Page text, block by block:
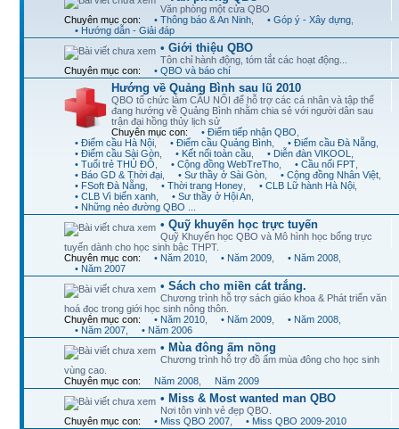
Văn phòng một cửa QBO
Chuyên mục con:
• Thông báo & An Ninh • Góp ý - Xây dựng
• Hướng dẫn - Giải đáp
• Giới thiệu QBO
Tôn chỉ hành động, tóm tắt các hoạt động...
Chuyên mục con:
• QBO và báo chí
Hướng về Quảng Bình sau lũ 2010
QBO tổ chức làm CẦU NỐI để hỗ trợ các cá nhân và tập thể
đang hướng về Quảng Bình nhằm chia sẻ với người dân sau
trận đại hồng thủy lịch sử
Chuyên mục con:
• Điểm tiếp nhận QBO
• Điểm cầu Hà Nội
• Điểm cầu Quảng Bình • Điểm cầu Đà Nẵng
• Điểm cầu Sài Gòn
• Kết nối toàn cầu • Diễn đàn VIKOOL
• Tuổi trẻ THỦ ĐÔ
• Cộng đồng WebTreTho • Cầu nối FPT
• Báo GD & Thời đại
• Sư thầy ở Sài Gòn • Cộng đồng Nhân Việt
• FSoft Đà Nẵng
• Thời trang Honey • CLB Lữ hành Hà Nội
• CLB Vì biển xanh
• Sư thầy ở Hội An
• Những nẻo đường QBO ...
• Quỹ khuyến học trực tuyến
Quỹ Khuyến học QBO và Mô hình học bổng trực
tuyến dành cho học sinh bậc THPT.
Chuyên mục con:
• Năm 2010 • Năm 2009 • Năm 2008
• Năm 2007
• Sách cho miền cát trắng.
Chương trình hỗ trợ sách giáo khoa & Phát triển văn
hoá đọc trong giới học sinh nông thôn.
Chuyên mục con:
• Năm 2010 • Năm 2009 • Năm 2008
• Năm 2007
• Năm 2006
• Mùa đông ấm nồng
Chương trình hỗ trợ đồ ấm mùa đông cho học sinh
vùng cao.
Chuyên mục con:
Năm 2008 Năm 2009
• Miss & Most wanted man QBO
Nơi tôn vinh vẻ đẹp QBO.
Chuyên mục con:
• Miss QBO 2007 • Miss QBO 2009-2010